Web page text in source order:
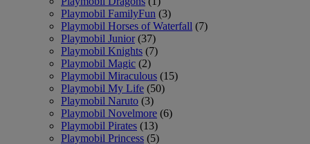
Playmobil FamilyFun (3)
Playmobil Horses of Waterfall (7)
Playmobil Junior (37)
Playmobil Knights (7)
Playmobil Magic (2)
Playmobil Miraculous (15)
Playmobil My Life (50)
Playmobil Naruto (3)
Playmobil Novelmore (6)
Playmobil Pirates (13)
Playmobil Princess (5)